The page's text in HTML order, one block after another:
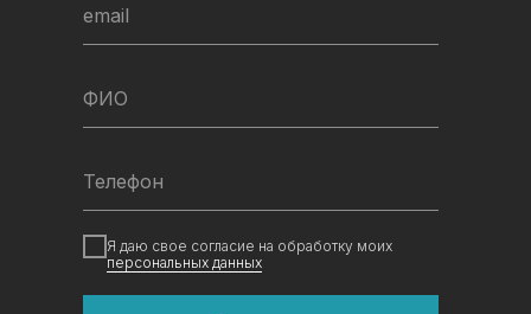
email
ФИО
Телефон
Я даю свое согласие на обработку моих
персональных данных